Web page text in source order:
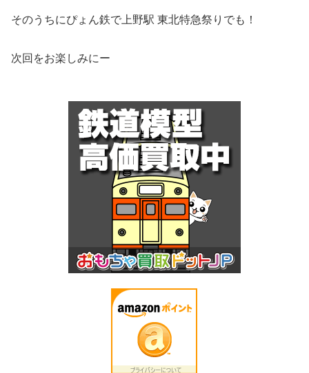
そのうちにぴょん鉄で上野駅 東北特急祭りでも！
次回をお楽しみにー